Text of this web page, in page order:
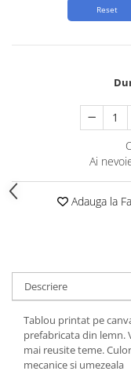
Ai
Adauga la
Descriere
Tablou printat pe
prefabricata din lemn.
mai reusite teme.
mecanice si umezeala